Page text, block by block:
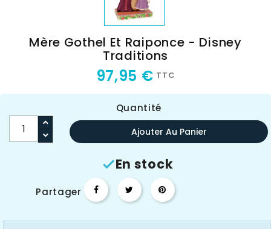
Mère Gothel Et Raiponce - Disney
Traditions
97,95 € TTC
Quantité
Ajouter Au Panier
En stock
Partager